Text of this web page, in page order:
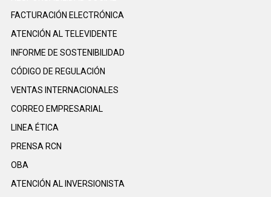
FACTURACIÓN ELECTRÓNICA
ATENCIÓN AL TELEVIDENTE
INFORME DE SOSTENIBILIDAD
CÓDIGO DE REGULACIÓN
VENTAS INTERNACIONALES
CORREO EMPRESARIAL
LINEA ÉTICA
PRENSA RCN
OBA
ATENCIÓN AL INVERSIONISTA